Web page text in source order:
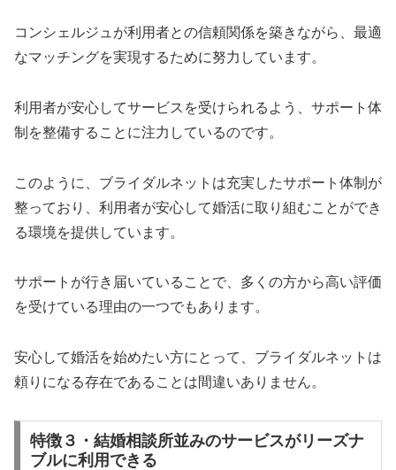
コンシェルジュが利用者との信頼関係を築きながら、最適
なマッチングを実現するために努力しています。
利用者が安心してサービスを受けられるよう、サポート体
制を整備することに注力しているのです。
このように、ブライダルネットは充実したサポート体制が
整っており、利用者が安心して婚活に取り組むことができ
る環境を提供しています。
サポートが行き届いていることで、多くの方から高い評価
を受けている理由の一つでもあります。
安心して婚活を始めたい方にとって、ブライダルネットは
頼りになる存在であることは間違いありません。
特徴３・結婚相談所並みのサービスがリーズナ
ブルに利用できる